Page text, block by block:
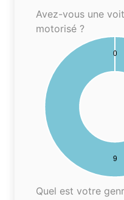
Avez-vous une
motorisé ?
Quel est votre